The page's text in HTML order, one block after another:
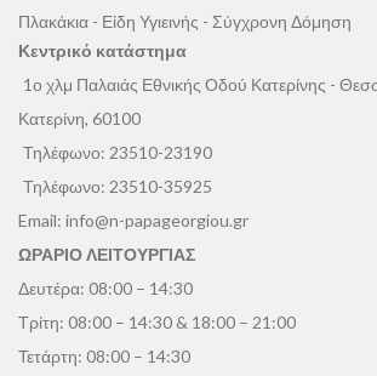
Πλακάκια - Είδη Υγιεινής - Σύγχρονη Δόμηση
Κεντρικό κατάστημα
1ο χλμ Παλαιάς Εθνικής Οδού Κατερίνης -
Κατερίνη, 60100
Τηλέφωνο: 23510-23190
Τηλέφωνο: 23510-35925
Email: info@n-papageorgiou.gr
ΩΡΑΡΙΟ ΛΕΙΤΟΥΡΓΙΑΣ
Δευτέρα: 08:00 – 14:30
Τρίτη: 08:00 – 14:30 & 18:00 – 21:00
Τετάρτη: 08:00 – 14:30